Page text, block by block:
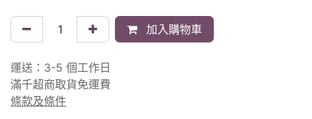
加入購物車
運送：3-5 個工作日
滿千超商取貨免運費
條款及條件